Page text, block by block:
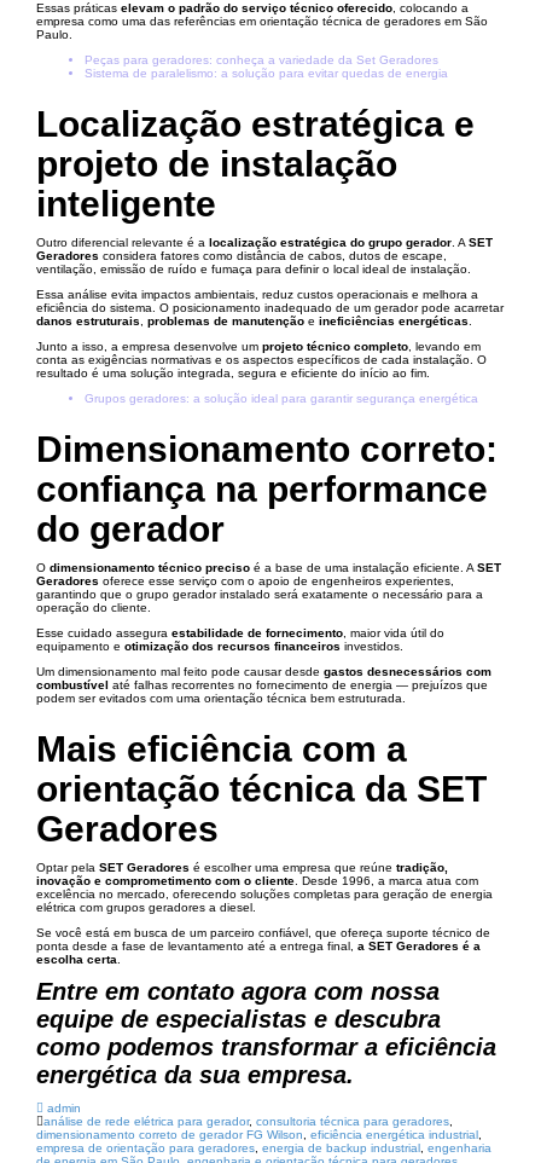
Essas práticas elevam o padrão do serviço técnico oferecido , colocando a
empresa como uma das referências em orientação técnica de geradores em São
Paulo.
Peças para geradores: conheça a variedade da Set Geradores
Sistema de paralelismo: a solução para evitar quedas de energia
Localização estratégica e
projeto de instalação
inteligente
Outro diferencial relevante é a localização estratégica do grupo gerador . A SET
Geradores considera fatores como distância de cabos, dutos de escape,
ventilação, emissão de ruído e fumaça para definir o local ideal de instalação.
Essa análise evita impactos ambientais, reduz custos operacionais e melhora a
eficiência do sistema. O posicionamento inadequado de um gerador pode acarretar
danos estruturais
problemas de manutenção e ineficiências energéticas
Junto a isso, a empresa desenvolve um projeto técnico completo , levando em
conta as exigências normativas e os aspectos específicos de cada instalação. O
resultado é uma solução integrada, segura e eficiente do início ao fim.
Grupos geradores: a solução ideal para garantir segurança energética
Dimensionamento correto:
confiança na performance
do gerador
O dimensionamento técnico preciso é a base de uma instalação eficiente. A SET
Geradores oferece esse serviço com o apoio de engenheiros experientes,
garantindo que o grupo gerador instalado será exatamente o necessário para a
operação do cliente.
Esse cuidado assegura estabilidade de fornecimento , maior vida útil do
equipamento e otimização dos recursos financeiros investidos.
Um dimensionamento mal feito pode causar desde gastos desnecessários com
combustível até falhas recorrentes no fornecimento de energia — prejuízos que
podem ser evitados com uma orientação técnica bem estruturada.
Mais eficiência com a
orientação técnica da SET
Geradores
Optar pela SET Geradores é escolher uma empresa que reúne tradição,
inovação e comprometimento com o cliente . Desde 1996, a marca atua com
excelência no mercado, oferecendo soluções completas para geração de energia
elétrica com grupos geradores a diesel.
Se você está em busca de um parceiro confiável, que ofereça suporte técnico de
ponta desde a fase de levantamento até a entrega final, a SET Geradores é a
escolha certa
Entre em contato agora com nossa
equipe de especialistas e descubra
como podemos transformar a eficiência
energética da sua empresa.
admin
análise de rede elétrica para gerador, consultoria técnica para geradores
dimensionamento correto de gerador FG Wilson
eficiência energética industrial
empresa de orientação para geradores energia de backup industrial engenharia